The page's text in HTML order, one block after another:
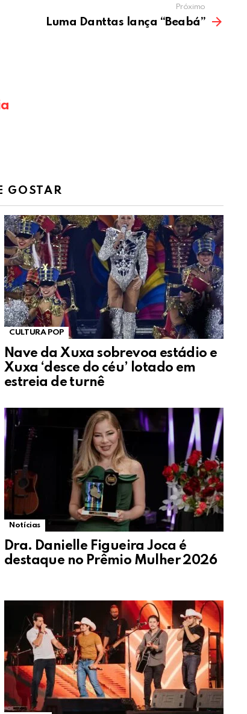
Próximo
Luma Danttas lança “Beabá”
GOSTAR
CULTURA POP
Nave da Xuxa sobrevoa estádio e
Xuxa ‘desce do céu’ lotado em
estreia de turnê
Notícias
Dra. Danielle Figueira Joca é
destaque no Prêmio Mulher 2026